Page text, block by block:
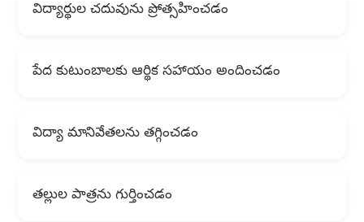
విద్యార్థుల చదువును ప్రోత్సహించడం
పేద కుటుంబాలకు ఆర్థిక సహాయం అందించడం
విద్యా మానివేతలను తగ్గించడం
తల్లుల పాత్రను గుర్తించడం